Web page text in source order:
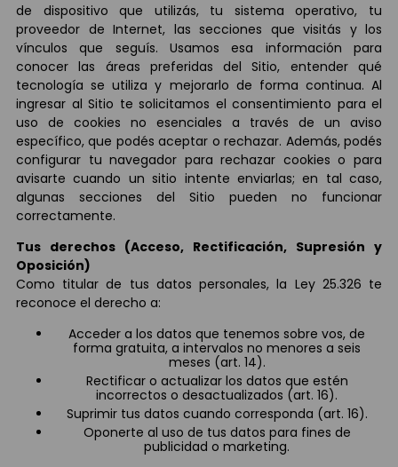
de dispositivo que utilizás, tu sistema operativo, tu
proveedor de Internet, las secciones que visitás y los
vínculos que seguís. Usamos esa información para
conocer las áreas preferidas del Sitio, entender qué
tecnología se utiliza y mejorarlo de forma continua. Al
ingresar al Sitio te solicitamos el consentimiento para el
uso de cookies no esenciales a través de un aviso
específico, que podés aceptar o rechazar. Además, podés
configurar tu navegador para rechazar cookies o para
avisarte cuando un sitio intente enviarlas; en tal caso,
algunas secciones del Sitio pueden no funcionar
correctamente.
Tus derechos (Acceso, Rectificación, Supresión y
Oposición)
Como titular de tus datos personales, la Ley 25.326 te
reconoce el derecho a:
Acceder a los datos que tenemos sobre vos, de
forma gratuita, a intervalos no menores a seis
meses (art. 14).
Rectificar o actualizar los datos que estén
incorrectos o desactualizados (art. 16).
Suprimir tus datos cuando corresponda (art. 16).
Oponerte al uso de tus datos para fines de
publicidad o marketing.